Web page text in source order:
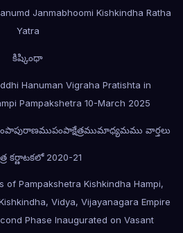
Janmabhoomi Kishkindha Ratha
Yatra
కిష్కింధా
Hanuman Vigraha Pratishta in
Pampakshetra 10-March 2025
పంపాక్షేత్రముమాధ్యమము వార్తలు
కర్ణాటకలో 2020-21
of Pampakshetra Kishkindha Hampi,
Vidya, Vijayanagara Empire
Phase Inaugurated on Vasant